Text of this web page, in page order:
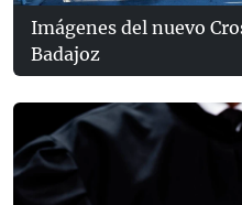
Imágenes del nuevo
Badajoz